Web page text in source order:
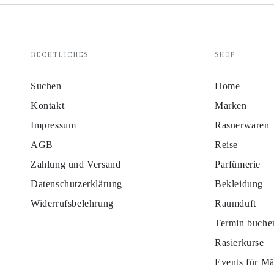
RECHTLICHES
Suchen
Kontakt
Impressum
AGB
Zahlung und Versand
Datenschutzerklärung
Widerrufsbelehrung
SHOP
Home
Marken
Rasuerwaren
Reise
Parfümerie
Bekleidung
Raumduft
Termin
Rasierkurse
Events für